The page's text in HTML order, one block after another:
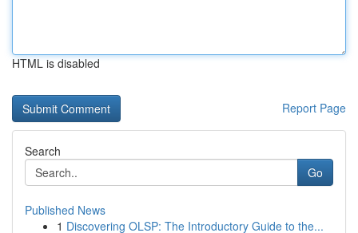
HTML is disabled
Report Page
Search
Go
Published News
1 Discovering OLSP: The Introductory Guide to the...